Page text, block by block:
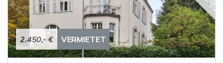
2.450,- € VERMIETET